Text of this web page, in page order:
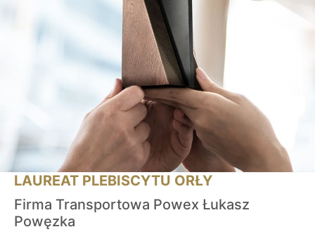
LAUREAT PLEBISCYTU ORŁY
Firma Transportowa Powex Łukasz
Powęzka